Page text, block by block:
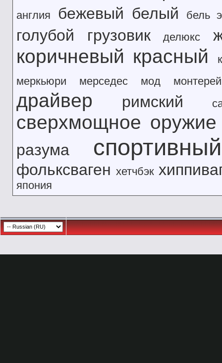
англия бежевый белый бель
голубой грузовик делюкс
коричневый красный
меркьюри
мерседес мод монтерей
драйвер римский
сверхмощное оружие
разума
фольксваген хетчбэк
япония